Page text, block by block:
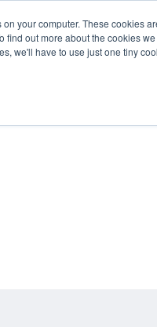
your computer. These cookies
find out more about the cookies
we'll have to use just one tiny